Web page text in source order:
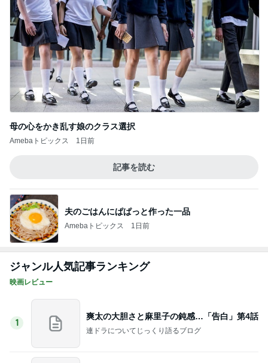
母の心をかき乱す娘のクラス選択
Amebaトピックス 1日前
記事を読む
夫のごはんにぱぱっと作った一品
Amebaトピックス 1日前
ジャンル人気記事ランキング
映画レビュー
1
爽太の大胆さと麻里子の鈍感…「告白」第4話
連ドラについてじっくり語るブログ